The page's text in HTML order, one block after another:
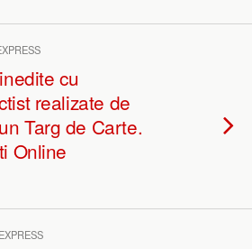
cu
realizate de
Targ de Carte.
Online